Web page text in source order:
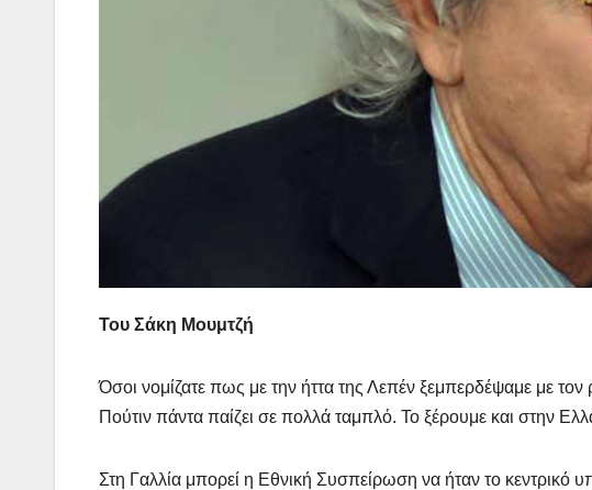
Του Σάκη Μουμτζή
Όσοι νομίζατε πως με την ήττα της Λεπέν ξεμπερδέψαμε με
Πούτιν πάντα παίζει σε πολλά ταμπλό. Το ξέρουμε και στην
Στη Γαλλία μπορεί η Εθνική Συσπείρωση να ήταν το κεντρικό